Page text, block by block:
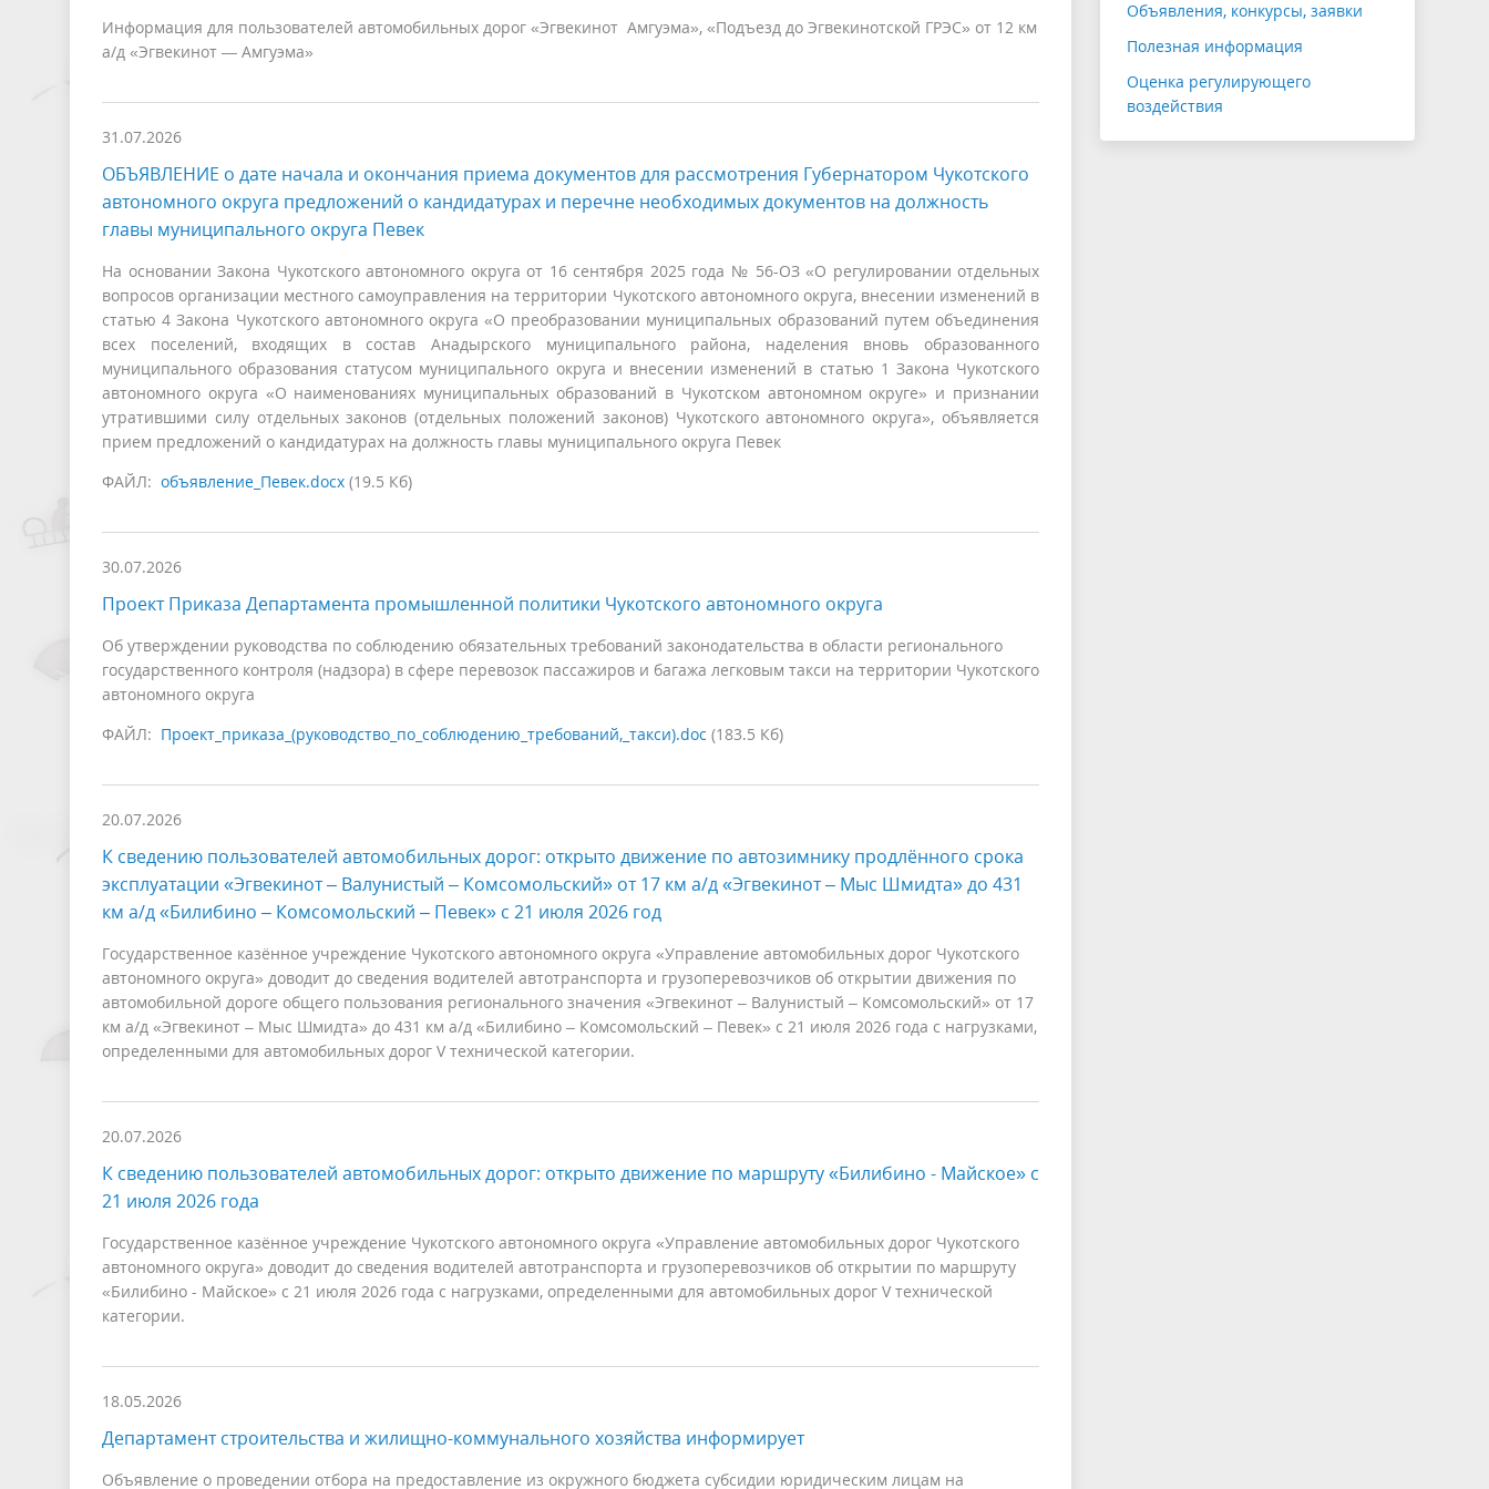
Информация для пользователей автомобильных дорог «Эгвекинот Амгуэма», «Подъезд до Эгвекинотской ГРЭС» от 12 км
а/д «Эгвекинот — Амгуэма»
31.07.2026
ОБЪЯВЛЕНИЕ о дате начала и окончания приема документов для рассмотрения Губернатором Чукотского
автономного округа предложений о кандидатурах и перечне необходимых документов на должность
главы муниципального округа Певек
На основании Закона Чукотского автономного округа от 16 сентября 2025 года № 56-ОЗ «О регулировании отдельных
вопросов организации местного самоуправления на территории Чукотского автономного округа, внесении изменений в
статью 4 Закона Чукотского автономного округа «О преобразовании муниципальных образований путем объединения
всех поселений, входящих в состав Анадырского муниципального района, наделения вновь образованного
муниципального образования статусом муниципального округа и внесении изменений в статью 1 Закона Чукотского
автономного округа «О наименованиях муниципальных образований в Чукотском автономном округе» и признании
утратившими силу отдельных законов (отдельных положений законов) Чукотского автономного округа», объявляется
прием предложений о кандидатурах на должность главы муниципального округа Певек
ФАЙЛ: объявление_Певек.docx (19.5 Кб)
30.07.2026
Проект Приказа Департамента промышленной политики Чукотского автономного округа
Об утверждении руководства по соблюдению обязательных требований законодательства в области регионального
государственного контроля (надзора) в сфере перевозок пассажиров и багажа легковым такси на территории Чукотского
автономного округа
ФАЙЛ: Проект_приказа_(руководство_по_соблюдению_требований,_такси).doc (183.5 Кб)
20.07.2026
К сведению пользователей автомобильных дорог: открыто движение по автозимнику продлённого срока
эксплуатации «Эгвекинот – Валунистый – Комсомольский» от 17 км а/д «Эгвекинот – Мыс Шмидта» до 431
км а/д «Билибино – Комсомольский – Певек» с 21 июля 2026 год
Государственное казённое учреждение Чукотского автономного округа «Управление автомобильных дорог Чукотского
автономного округа» доводит до сведения водителей автотранспорта и грузоперевозчиков об открытии движения по
автомобильной дороге общего пользования регионального значения «Эгвекинот – Валунистый – Комсомольский» от 17
км а/д «Эгвекинот – Мыс Шмидта» до 431 км а/д «Билибино – Комсомольский – Певек» с 21 июля 2026 года с нагрузками,
определенными для автомобильных дорог V технической категории.
20.07.2026
К сведению пользователей автомобильных дорог: открыто движение по маршруту «Билибино - Майское» с
21 июля 2026 года
Государственное казённое учреждение Чукотского автономного округа «Управление автомобильных дорог Чукотского
автономного округа» доводит до сведения водителей автотранспорта и грузоперевозчиков об открытии по маршруту
«Билибино - Майское» с 21 июля 2026 года с нагрузками, определенными для автомобильных дорог V технической
категории.
18.05.2026
Департамент строительства и жилищно-коммунального хозяйства информирует
Объявление о проведении отбора на предоставление из окружного бюджета субсидии юридическим лицам на
Объявления, конкурсы, заявки
Полезная информация
Оценка регулирующего
воздействия